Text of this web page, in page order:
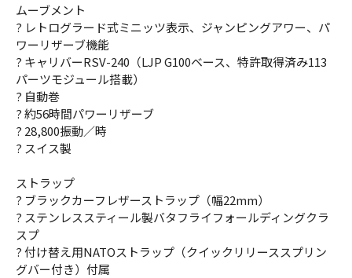
ムーブメント
? レトログラード式ミニッツ表示、ジャンピングアワー、パ
ワーリザーブ機能
? キャリバーRSV-240（LJP G100ベース、特許取得済み113
パーツモジュール搭載）
? 自動巻
? 約56時間パワーリザーブ
? 28,800振動／時
? スイス製
ストラップ
? ブラックカーフレザーストラップ（幅22mm）
? ステンレススティール製バタフライフォールディングクラ
スプ
? 付け替え用NATOストラップ（クイックリリーススプリン
グバー付き）付属